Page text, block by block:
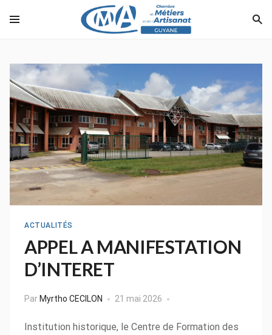
ACTUALITÉS
APPEL A MANIFESTATION
D’INTERET
Par Myrtho CECILON 21 mai 2026
Institution historique, le Centre de Formation des